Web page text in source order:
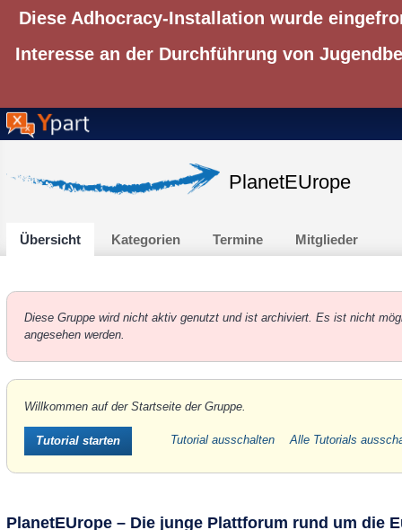
Diese Adhocracy-Installation wurde
Interesse an der Durchführung von
PlanetEUrope
Übersicht Kategorien Termine Mitglieder
Diese Gruppe wird nicht aktiv genutzt und ist archiviert. Es ist nicht
angesehen werden.
Willkommen auf der Startseite der Gruppe.
Tutorial starten Tutorial ausschalten Alle Tutorials
PlanetEUrope – Die junge Plattforum rund um die